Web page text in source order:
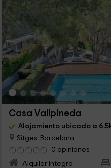
Casa Vallpineda
Alojamiento ubicado a
Sitges, Barcelona
0 opiniones
Alquiler íntegro